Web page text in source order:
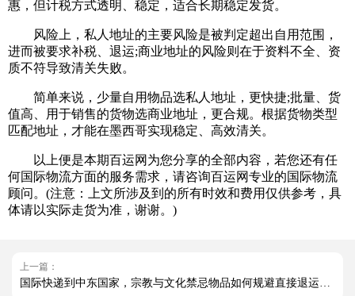
惠，但计税方式透明、稳定，适合长期稳定发货。
风险上，私人地址的主要风险是被判定超出自用范围，
进而被要求补税、退运;商业地址的风险则在于资料不全、资
质不符导致清关失败。
简单来说，少量自用物品选私人地址，更快捷;批量、货
值高、用于销售的货物选商业地址，更合规。根据货物类型
匹配地址，才能在墨西哥实现稳定、高效清关。
以上便是本期百运网为您分享的全部内容，若您还有任
何国际物流方面的服务需求，请咨询百运网专业的国际物流
顾问。(注意：上文所涉及到的所有时效和费用仅供参考，具
体请以实际走货为准，谢谢。)
上一篇：